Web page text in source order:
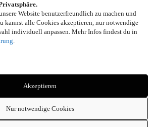
Website benutzerfreundlich zu machen und
kannst alle Cookies akzeptieren, nur notwendige
individuell anpassen. Mehr Infos findest du in
.
Akzeptieren
Nur notwendige Cookies
Sitemap
FAQ
Strasse 6, 10439 Berlin
weine.de